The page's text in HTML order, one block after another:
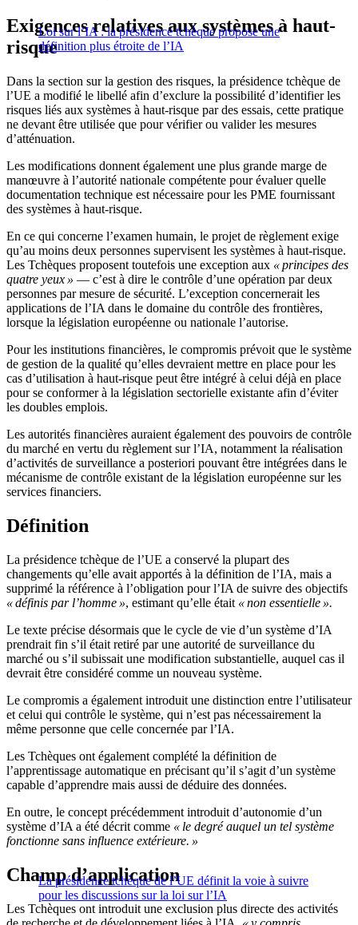
Loi sur l’IA : la présidence tchèque propose une
définition plus étroite de l’IA
Exigences relatives aux systèmes à haut-
risque
Dans la section sur la gestion des risques, la présidence tchèque de
l’UE a modifié le libellé afin d’exclure la possibilité d’identifier les
risques liés aux systèmes à haut-risque par des essais, cette pratique
ne devant être utilisée que pour vérifier ou valider les mesures
d’atténuation.
Les modifications donnent également une plus grande marge de
manœuvre à l’autorité nationale compétente pour évaluer quelle
documentation technique est nécessaire pour les PME fournissant
des systèmes à haut-risque.
En ce qui concerne l’examen humain, le projet de règlement exige
qu’au moins deux personnes supervisent les systèmes à haut-risque.
Les Tchèques proposent toutefois une exception aux « principes des
quatre yeux » — c’est à dire le contrôle d’une opération par deux
personnes par mesure de sécurité. L’exception concernerait les
applications de l’IA dans le domaine du contrôle des frontières,
lorsque la législation européenne ou nationale l’autorise.
Pour les institutions financières, le compromis prévoit que le système
de gestion de la qualité qu’elles devraient mettre en place pour les
cas d’utilisation à haut-risque peut être intégré à celui déjà en place
pour se conformer à la législation sectorielle existante afin d’éviter
les doubles emplois.
Les autorités financières auraient également des pouvoirs de contrôle
du marché en vertu du règlement sur l’IA, notamment la réalisation
d’activités de surveillance a posteriori pouvant être intégrées dans le
mécanisme de contrôle existant de la législation européenne sur les
services financiers.
Définition
La présidence tchèque de l’UE a conservé la plupart des
changements qu’elle avait apportés à la définition de l’IA, mais a
supprimé la référence à l’obligation pour l’IA de suivre des objectifs
« définis par l’homme », estimant qu’elle était « non essentielle ».
Le texte précise désormais que le cycle de vie d’un système d’IA
prendrait fin s’il était retiré par une autorité de surveillance du
marché ou s’il subissait une modification substantielle, auquel cas il
devrait être considéré comme un nouveau système.
Le compromis a également introduit une distinction entre l’utilisateur
et celui qui contrôle le système, qui n’est pas nécessairement la
même personne que celle concernée par l’IA.
Les Tchèques ont également complété la définition de
l’apprentissage automatique en précisant qu’il s’agit d’un système
capable d’apprendre mais aussi de déduire des données.
En outre, le concept précédemment introduit d’autonomie d’un
système d’IA a été décrit comme « le degré auquel un tel système
fonctionne sans influence extérieure. »
La présidence tchèque de l’UE définit la voie à suivre
pour les discussions sur la loi sur l’IA
Champ d’application
Les Tchèques ont introduit une exclusion plus directe des activités